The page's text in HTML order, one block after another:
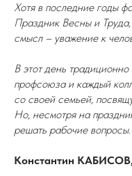
Хотя в последние годы
Праздник Весны и
смысл – уважение к
В этот день
профсоюза и каждый
со своей семьей,
Но, несмотря на
решать рабочие вопросы.
Константин